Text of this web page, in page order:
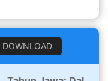
DOWNLOAD